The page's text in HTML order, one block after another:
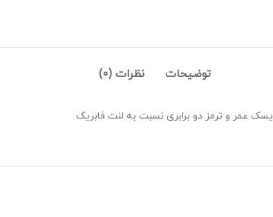
توضیحات نظرات (0)
عمر و ترمز دو برابری نسبت به لنت فابریک